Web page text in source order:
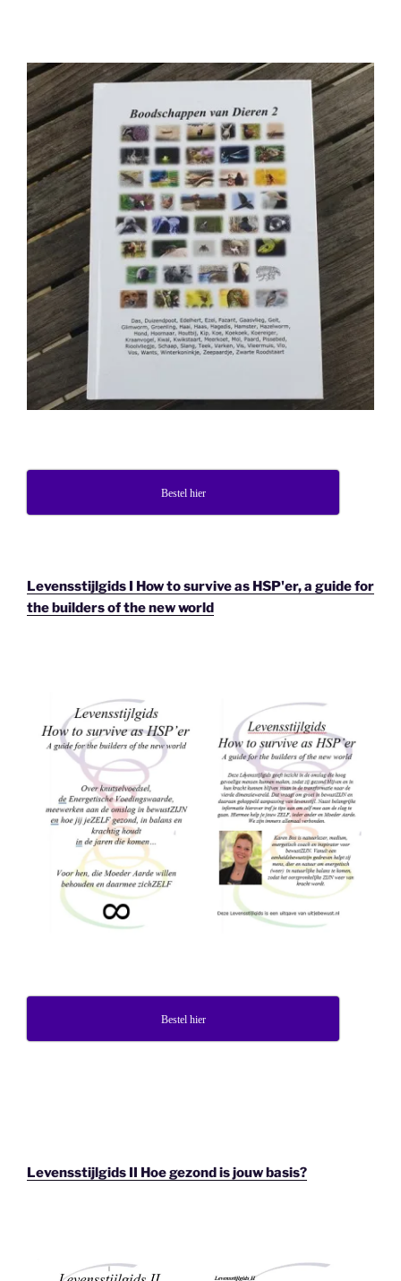
Bestel hier
Levensstijlgids I How to survive as HSP'er, a guide for
the builders of the new world
Bestel hier
Levensstijlgids II Hoe gezond is jouw basis?